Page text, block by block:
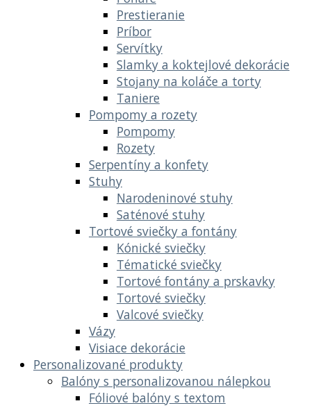
Prestieranie
Príbor
Servítky
Slamky a koktejlové dekorácie
Stojany na koláče a torty
Taniere
Pompomy a rozety
Pompomy
Rozety
Serpentíny a konfety
Stuhy
Narodeninové stuhy
Saténové stuhy
Tortové sviečky a fontány
Kónické sviečky
Tématické sviečky
Tortové fontány a prskavky
Tortové sviečky
Valcové sviečky
Vázy
Visiace dekorácie
Personalizované produkty
Balóny s personalizovanou nálepkou
Fóliové balóny s textom